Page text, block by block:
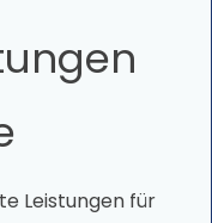
Leistungen für